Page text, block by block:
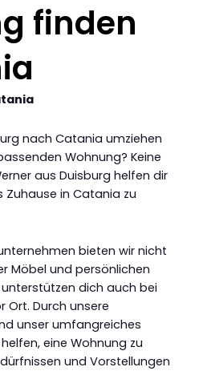
finden
nach Catania umziehen
Wohnung? Keine
aus Duisburg helfen dir
Zuhause in Catania zu
bieten wir nicht
Möbel und persönlichen
dich auch bei
Ort. Durch unsere
unser umfangreiches
eine Wohnung zu
und Vorstellungen